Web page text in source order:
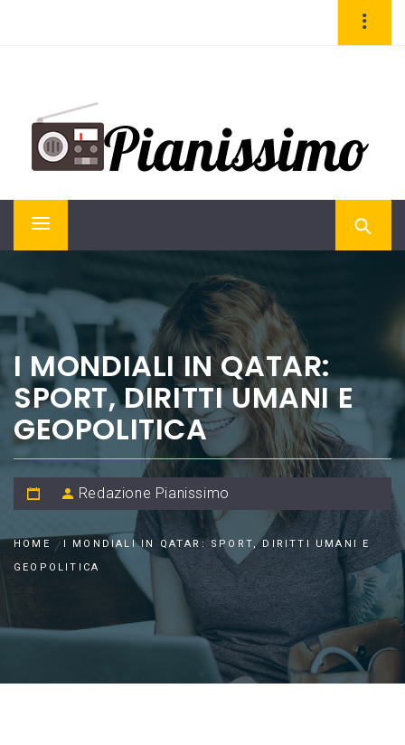
PIANISSIMO
Primary
I MONDIALI IN QATAR:
SPORT, DIRITTI UMANI E
GEOPOLITICA
Redazione Pianissimo
HOME
I MONDIALI IN QATAR: SPORT, DIRITTI UMANI E
GEOPOLITICA